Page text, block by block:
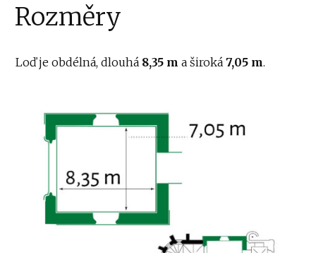
Rozměry
Loď je obdélná, dlouhá 8,35 m a široká7,05 m.